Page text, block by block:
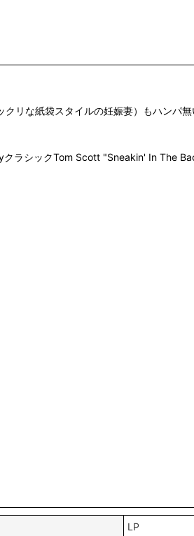
リな紙袋スタイルの妊娠妻）もハンパ
ラシックTom Scott "Sneakin' In The
LP